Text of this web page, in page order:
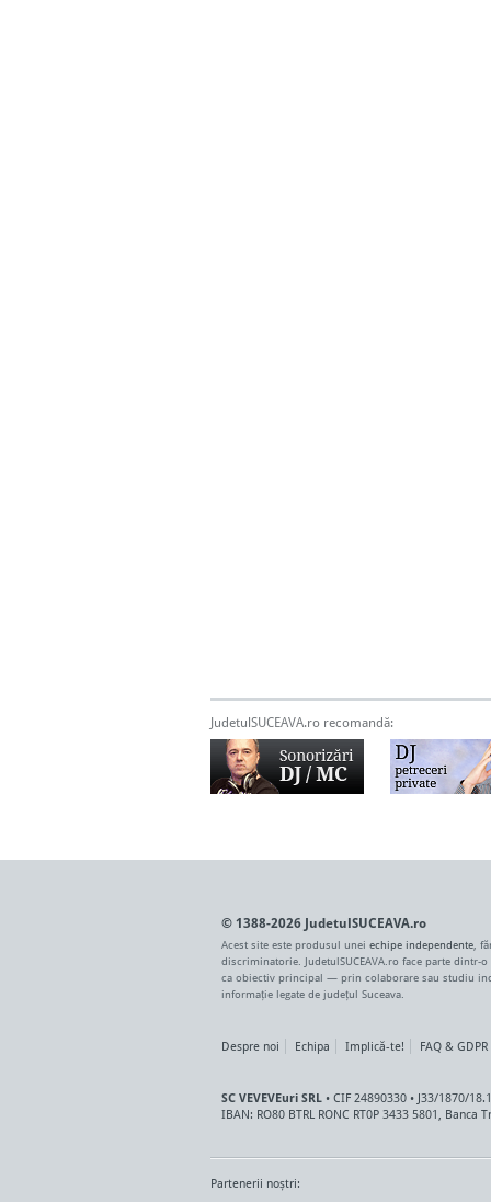
JudetulSUCEAVA.ro recomandă:
© 1388-2026 JudetulSUCEAVA.ro
Acest site este produsul unei echipe independente ,
discriminatorie. JudetulSUCEAVA.ro face parte dintr-o
ca obiectiv principal — prin colaborare sau studiu
informație legate de județul Suceava.
Despre noi Echipa Implică-te! FAQ & GDPR
SC VEVEVEuri SRL • CIF 24890330 • J33/1870/
IBAN: RO80 BTRL RONC RT0P 3433 5801, Banca
Partenerii noștri: